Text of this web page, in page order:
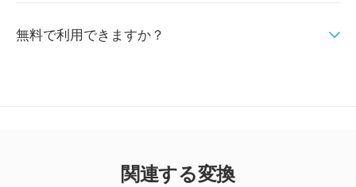
無料で利用できますか？
関連する変換